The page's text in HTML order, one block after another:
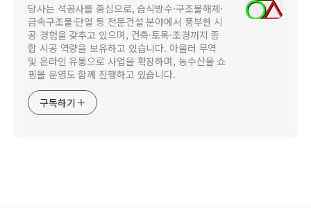
당사는 석공사를 중심으로, 습식방수·구조물해체·
금속구조물·단열 등 전문건설 분야에서 풍부한 시
공 경험을 갖추고 있으며, 건축·토목·조경까지 종
합 시공 역량을 보유하고 있습니다. 아울러 무역
및 온라인 유통으로 사업을 확장하며, 농수산물 쇼
핑몰 운영도 함께 진행하고 있습니다.
구독하기